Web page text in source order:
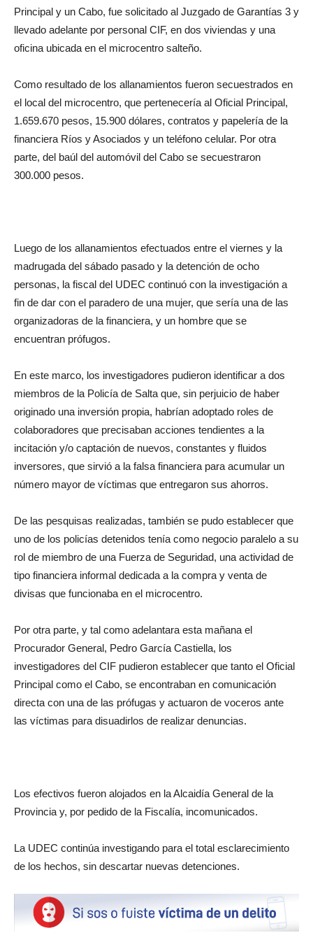
Principal y un Cabo, fue solicitado al Juzgado de Garantías 3 y
llevado adelante por personal CIF, en dos viviendas y una
oficina ubicada en el microcentro salteño.
Como resultado de los allanamientos fueron secuestrados en
el local del microcentro, que pertenecería al Oficial Principal,
1.659.670 pesos, 15.900 dólares, contratos y papelería de la
financiera Ríos y Asociados y un teléfono celular. Por otra
parte, del baúl del automóvil del Cabo se secuestraron
300.000 pesos.
Luego de los allanamientos efectuados entre el viernes y la
madrugada del sábado pasado y la detención de ocho
personas, la fiscal del UDEC continuó con la investigación a
fin de dar con el paradero de una mujer, que sería una de las
organizadoras de la financiera, y un hombre que se
encuentran prófugos.
En este marco, los investigadores pudieron identificar a dos
miembros de la Policía de Salta que, sin perjuicio de haber
originado una inversión propia, habrían adoptado roles de
colaboradores que precisaban acciones tendientes a la
incitación y/o captación de nuevos, constantes y fluidos
inversores, que sirvió a la falsa financiera para acumular un
número mayor de víctimas que entregaron sus ahorros.
De las pesquisas realizadas, también se pudo establecer que
uno de los policías detenidos tenía como negocio paralelo a su
rol de miembro de una Fuerza de Seguridad, una actividad de
tipo financiera informal dedicada a la compra y venta de
divisas que funcionaba en el microcentro.
Por otra parte, y tal como adelantara esta mañana el
Procurador General, Pedro García Castiella, los
investigadores del CIF pudieron establecer que tanto el Oficial
Principal como el Cabo, se encontraban en comunicación
directa con una de las prófugas y actuaron de voceros ante
las víctimas para disuadirlos de realizar denuncias.
Los efectivos fueron alojados en la Alcaidía General de la
Provincia y, por pedido de la Fiscalía, incomunicados.
La UDEC continúa investigando para el total esclarecimiento
de los hechos, sin descartar nuevas detenciones.